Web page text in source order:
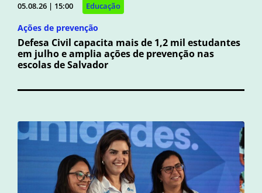
05.08.26 | 15:00 Educação
Ações de prevenção
Defesa Civil capacita mais de 1,2 mil estudantes
em julho e amplia ações de prevenção nas
escolas de Salvador